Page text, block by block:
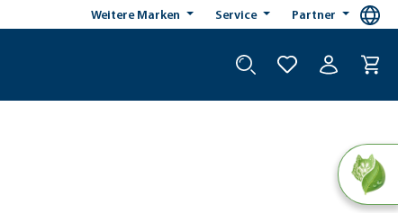
Weitere Marken Service Partner